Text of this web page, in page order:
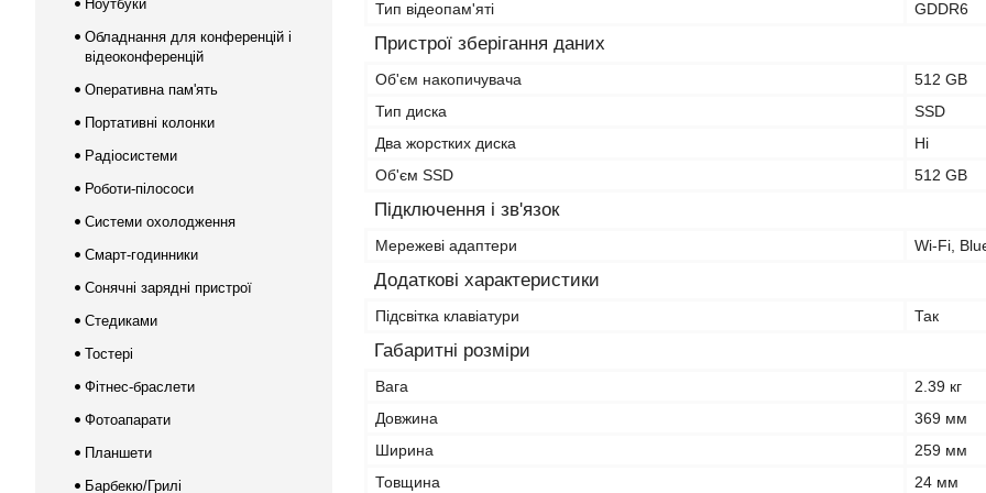
Тип відеопам'яті
GDDR6
Пристрої зберігання даних
Об'єм накопичувача
512 GB
Тип диска
SSD
Два жорстких диска
Ні
Об'єм SSD
512 GB
Підключення і зв'язок
Мережеві адаптери Wi-Fi,
Додаткові характеристики
Підсвітка клавіатури Так
Габаритні розміри
Вага
2.39 кг
Довжина
369 мм
Ширина
259 мм
Товщина
24 мм
Ноутбуки
Обладнання для конференцій і
відеоконференцій
Оперативна пам'ять
Портативні колонки
Радіосистеми
Роботи-пілососи
Системи охолодження
Смарт-годинники
Сонячні зарядні пристрої
Стедиками
Тостері
Фітнес-браслети
Фотоапарати
Планшети
Барбекю/Грилі